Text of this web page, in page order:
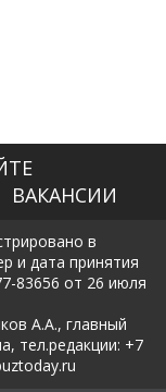
ВАКАНСИИ
в
и дата принятия
83656 от 26 июля
А.А., главный
тел.редакции: +7